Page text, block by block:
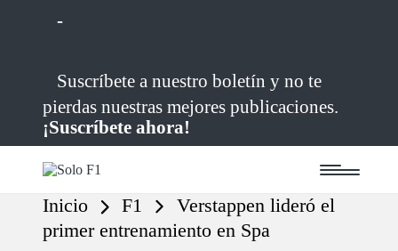
-
Suscríbete a nuestro boletín y no te
pierdas nuestras mejores publicaciones.
¡Suscríbete ahora!
S
o
F
Para
de
F1
Inicio F1
Verstappen lideró el
primer entrenamiento en Spa